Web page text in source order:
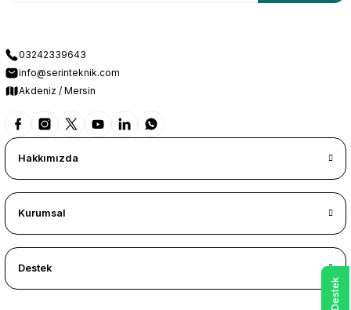
03242339643
info@serinteknik.com
Akdeniz / Mersin
Hakkımızda
Kurumsal
Destek